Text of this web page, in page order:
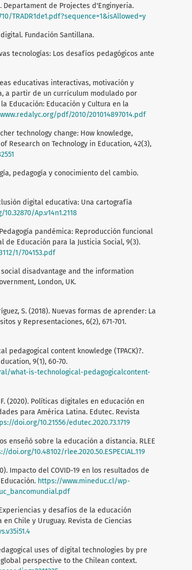
de Projectes d'Enginyeria.
TRADR1de1.pdf?sequence=1&isAllowed=y
Fundación Santillana.
tecnologías: Los desafíos pedagógicos ante
educativas interactivas, motivación y
a partir de un currículum modulado por
Educación: Educación y Cultura en la
pdf/2010/201014897014.pdf
technology change: How knowledge,
Research on Technology in Education, 42(3),
pedagogía y conocimiento del cambio.
digital educativa: Una cartografía
Ap.v14n1.2118
Pedagogía pandémica: Reproducción funcional
Educación para la Justicia Social, 9(3).
1/704153.pdf
social disadvantage and the information
London, UK.
S. (2018). Nuevas formas de aprender: La
y Representaciones, 6(2), 671-701.
pedagogical content knowledge (TPACK)?.
9(1), 60-70.
what-is-technological-pedagogicalcontent-
F. (2020). Políticas digitales en educación en
para América Latina. Edutec. Revista
doi.org/10.21556/edutec.2020.73.1719
enseñó sobre la educación a distancia. RLEE
doi.org/10.48102/rlee.2020.50.ESPECIAL.119
Impacto del COVID-19 en los resultados de
https://www.mineduc.cl/wp-
y desafíos de la educación
Chile y Uruguay. Revista de Ciencias
uses of digital technologies by pre
perspective to the Chilean context.